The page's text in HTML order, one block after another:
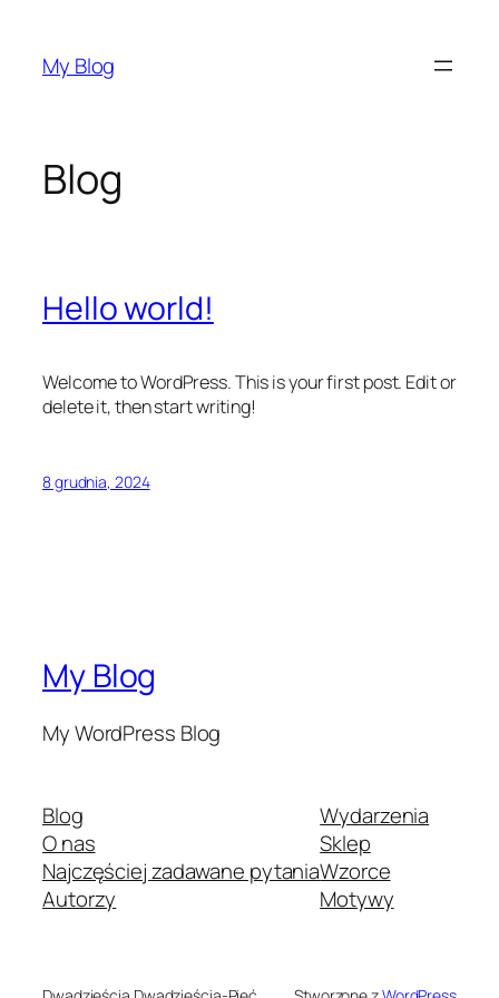
treściMy Blog
Blog
Hello world!
Welcome to WordPress. This is your first post. Edit or
delete it, then start writing!
8 grudnia, 2024
My Blog
My WordPress Blog
Blog
O nas
Najczęściej zadawane pytania
Autorzy
Wydarzenia
Sklep
Wzorce
Motywy